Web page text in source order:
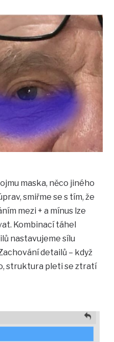
maska, něco jiného
smiřme se s tím, že
mezi + a mínus lze
Kombinací táhel
nastavujeme sílu
detailů – když
struktura pleti se ztratí